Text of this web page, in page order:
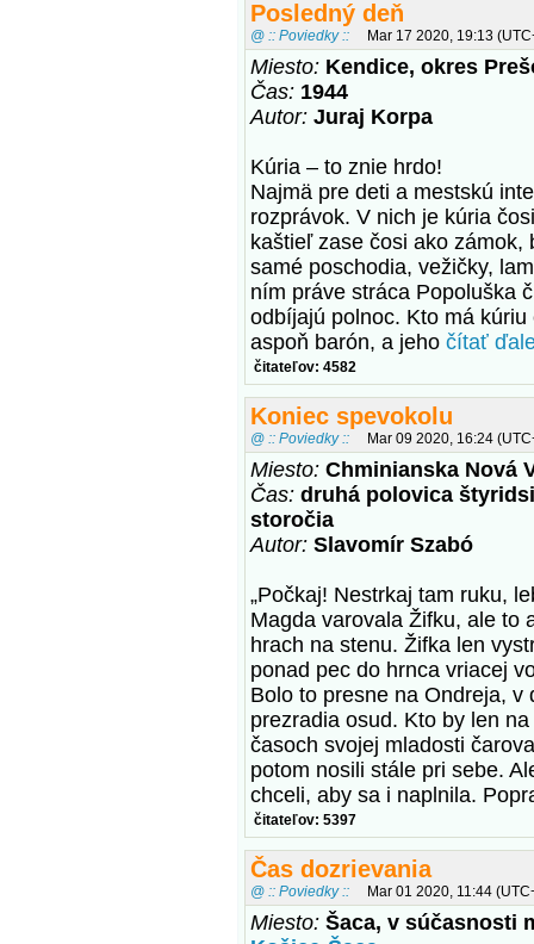
Posledný deň
@ :: Poviedky :: Mar 17 2020, 19:13
Miesto: Kendice, okres
Čas: 1944
Autor: Juraj Korpa
Kúria – to znie hrdo!
Najmä pre deti a mestskú
rozprávok. V nich je kúria
kaštieľ zase čosi ako
samé poschodia, vežičky,
ním práve stráca Popoluška
odbíjajú polnoc. Kto má
aspoň barón, a jeho čítať
čitateľov: 4582
Koniec spevokolu
@ :: Poviedky :: Mar 09 2020, 16:24
Miesto: Chminianska Nová
Čas: druhá polovica
storočia
Autor: Slavomír Szabó
„Počkaj! Nestrkaj tam ruku,
Magda varovala Žifku, ale to
hrach na stenu. Žifka len
ponad pec do hrnca vriacej
Bolo to presne na Ondreja,
prezradia osud. Kto by len
časoch svojej mladosti
potom nosili stále pri sebe.
chceli, aby sa i naplnila.
čitateľov: 5397
Čas dozrievania
@ :: Poviedky :: Mar 01 2020, 11:44
Miesto: Šaca, v súčasnosti